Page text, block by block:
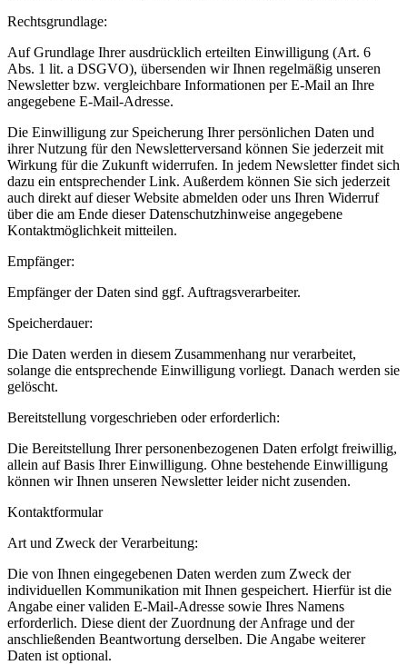
Rechtsgrundlage:
Auf Grundlage Ihrer ausdrücklich erteilten Einwilligung (Art. 6
Abs. 1 lit. a DSGVO), übersenden wir Ihnen regelmäßig unseren
Newsletter bzw. vergleichbare Informationen per E-Mail an Ihre
angegebene E-Mail-Adresse.
Die Einwilligung zur Speicherung Ihrer persönlichen Daten und
ihrer Nutzung für den Newsletterversand können Sie jederzeit mit
Wirkung für die Zukunft widerrufen. In jedem Newsletter findet sich
dazu ein entsprechender Link. Außerdem können Sie sich jederzeit
auch direkt auf dieser Website abmelden oder uns Ihren Widerruf
über die am Ende dieser Datenschutzhinweise angegebene
Kontaktmöglichkeit mitteilen.
Empfänger:
Empfänger der Daten sind ggf. Auftragsverarbeiter.
Speicherdauer:
Die Daten werden in diesem Zusammenhang nur verarbeitet,
solange die entsprechende Einwilligung vorliegt. Danach werden sie
gelöscht.
Bereitstellung vorgeschrieben oder erforderlich:
Die Bereitstellung Ihrer personenbezogenen Daten erfolgt freiwillig,
allein auf Basis Ihrer Einwilligung. Ohne bestehende Einwilligung
können wir Ihnen unseren Newsletter leider nicht zusenden.
Kontaktformular
Art und Zweck der Verarbeitung:
Die von Ihnen eingegebenen Daten werden zum Zweck der
individuellen Kommunikation mit Ihnen gespeichert. Hierfür ist die
Angabe einer validen E-Mail-Adresse sowie Ihres Namens
erforderlich. Diese dient der Zuordnung der Anfrage und der
anschließenden Beantwortung derselben. Die Angabe weiterer
Daten ist optional.